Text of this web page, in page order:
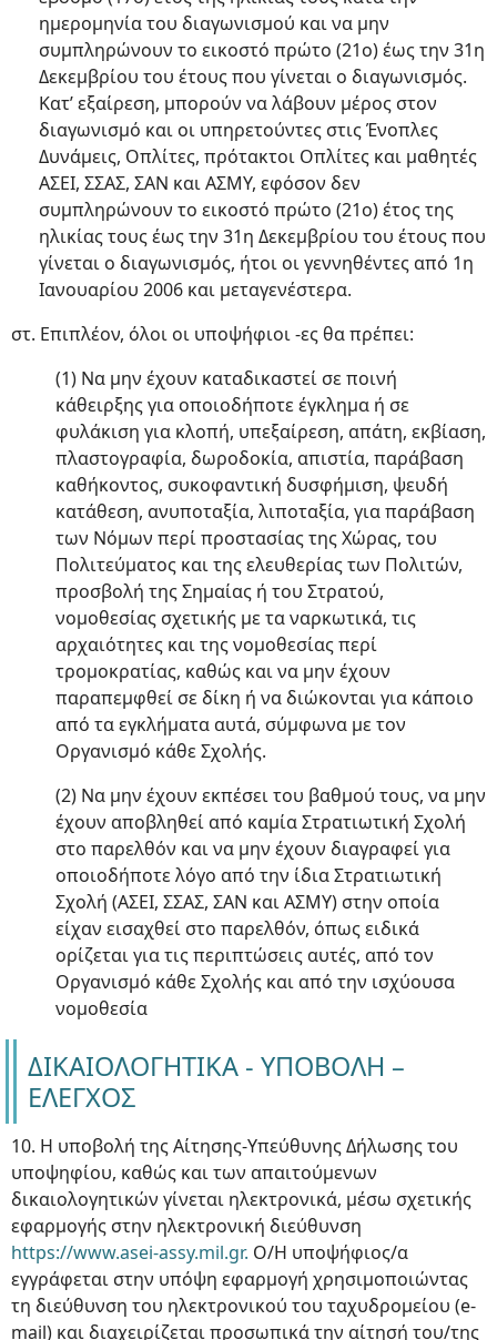
ημερομηνία του διαγωνισμού και να μην
συμπληρώνουν το εικοστό πρώτο (21ο) έως την 31η
Δεκεμβρίου του έτους που γίνεται ο διαγωνισμός.
Κατ’ εξαίρεση, μπορούν να λάβουν μέρος στον
διαγωνισμό και οι υπηρετούντες στις Ένοπλες
Δυνάμεις, Οπλίτες, πρότακτοι Οπλίτες και μαθητές
ΑΣΕΙ, ΣΣΑΣ, ΣΑΝ και ΑΣΜΥ, εφόσον δεν
συμπληρώνουν το εικοστό πρώτο (21ο) έτος της
ηλικίας τους έως την 31η Δεκεμβρίου του έτους που
γίνεται ο διαγωνισμός, ήτοι οι γεννηθέντες από 1η
Ιανουαρίου 2006 και μεταγενέστερα.
στ. Επιπλέον, όλοι οι υποψήφιοι -ες θα πρέπει:
(1) Να μην έχουν καταδικαστεί σε ποινή
κάθειρξης για οποιοδήποτε έγκλημα ή σε
φυλάκιση για κλοπή, υπεξαίρεση, απάτη, εκβίαση,
πλαστογραφία, δωροδοκία, απιστία, παράβαση
καθήκοντος, συκοφαντική δυσφήμιση, ψευδή
κατάθεση, ανυποταξία, λιποταξία, για παράβαση
των Νόμων περί προστασίας της Χώρας, του
Πολιτεύματος και της ελευθερίας των Πολιτών,
προσβολή της Σημαίας ή του Στρατού,
νομοθεσίας σχετικής με τα ναρκωτικά, τις
αρχαιότητες και της νομοθεσίας περί
τρομοκρατίας, καθώς και να μην έχουν
παραπεμφθεί σε δίκη ή να διώκονται για κάποιο
από τα εγκλήματα αυτά, σύμφωνα με τον
Οργανισμό κάθε Σχολής.
(2) Να μην έχουν εκπέσει του βαθμού τους, να μην
έχουν αποβληθεί από καμία Στρατιωτική Σχολή
στο παρελθόν και να μην έχουν διαγραφεί για
οποιοδήποτε λόγο από την ίδια Στρατιωτική
Σχολή (ΑΣΕΙ, ΣΣΑΣ, ΣΑΝ και ΑΣΜΥ) στην οποία
είχαν εισαχθεί στο παρελθόν, όπως ειδικά
ορίζεται για τις περιπτώσεις αυτές, από τον
Οργανισμό κάθε Σχολής και από την ισχύουσα
νομοθεσία
ΔΙΚΑΙΟΛΟΓΗΤΙΚΑ - ΥΠΟΒΟΛΗ –
ΕΛΕΓΧΟΣ
10. H υποβολή της Αίτησης-Υπεύθυνης Δήλωσης του
υποψηφίου, καθώς και των απαιτούμενων
δικαιολογητικών γίνεται ηλεκτρονικά, μέσω σχετικής
εφαρμογής στην ηλεκτρονική διεύθυνση
https://www.asei-assy.mil.gr. Ο/Η υποψήφιος/α
εγγράφεται στην υπόψη εφαρμογή χρησιμοποιώντας
τη διεύθυνση του ηλεκτρονικού του ταχυδρομείου (e-
mail) και διαχειρίζεται προσωπικά την αίτησή του/της